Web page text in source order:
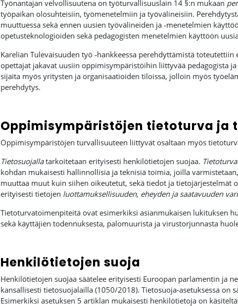
Työnantajan velvollisuutena on työturvallisuuslain 14 §:n mukaan
työpaikan olosuhteisiin, työmenetelmiin ja työvälineisiin.
muuttuessa sekä ennen uusien työvälineiden ja ‑menetelmien
opetusteknologioiden sekä pedagogisten menetelmien käyttöön
Karelian Tulevaisuuden työ ‑hankkeessa perehdyttämistä
opettajat jakavat uusiin oppimisympäristöihin liittyvää pedagogista
sijaita myös yritysten ja organisaatioiden tiloissa, jolloin myös
perehdytys.
Oppimisympäristöjen tietoturva ja
Oppimisympäristöjen turvallisuuteen liittyvät osaltaan myös
Tietosuojallatarkoitetaan erityisesti henkilötietojen suojaa.
kohdan mukaisesti hallinnollisia ja teknisiä toimia, joilla
muuttaa muut kuin siihen oikeutetut, sekä tiedot ja
erityisesti tietojen luottamuksellisuuden, eheyden ja saatavuuden
Tietoturvatoimenpiteitä ovat esimerkiksi asianmukaisen lukituksen
sekä käyttäjien todennuksesta, palomuurista ja virustorjunnasta
Henkilötietojen suoja
Henkilötietojen suojaa säätelee erityisesti Euroopan parlamentin ja
kansallisesti tietosuojalailla (1050/2018). Tietosuoja-asetuksessa
Esimerkiksi asetuksen 5 artiklan mukaisesti henkilötietoja on